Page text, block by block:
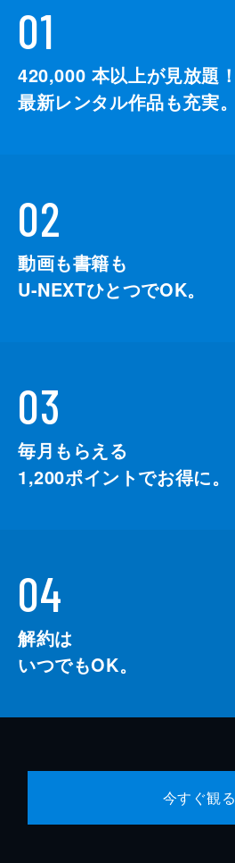
01
420,000 本以上が見放題！
最新レンタル作品も充実。
02
動画も書籍も
U-NEXTひとつでOK。
03
毎月もらえる
1,200ポイントでお得に。
04
解約は
いつでもOK。
今すぐ観る